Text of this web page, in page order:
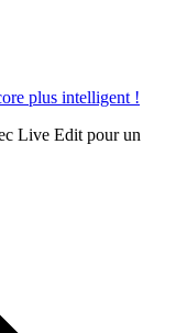
plus intelligent !
Live Edit pour un